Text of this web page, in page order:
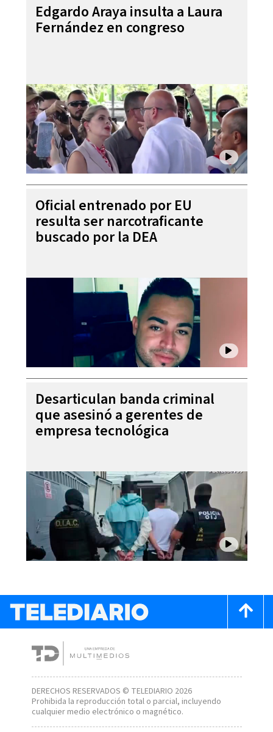
Edgardo Araya insulta a Laura
Fernández en congreso
Oficial entrenado por EU
resulta ser narcotraficante
buscado por la DEA
Desarticulan banda criminal
que asesinó a gerentes de
empresa tecnológica
DERECHOS RESERVADOS © TELEDIARIO 2026
Prohibida la reproducción total o parcial, incluyendo
cualquier medio electrónico o magnético.